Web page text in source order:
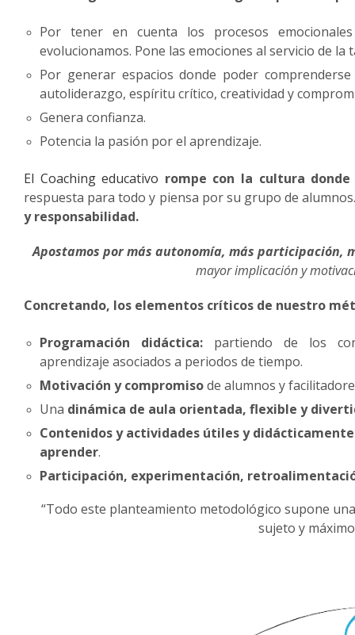
Por tener en cuenta los procesos
evolucionamos. Pone las emociones al servicio de la
Por generar espacios donde poder
autoliderazgo, espíritu crítico, creatividad y
Genera confianza.
Potencia la pasión por el aprendizaje.
El Coaching educativo rompe con la cultura
respuesta para todo y piensa por su grupo de
y responsabilidad.
Apostamos por más autonomía, más participación,
mayor implicación y
Concretando, los elementos críticos de nuestro
Programación didáctica: partiendo de los
aprendizaje asociados a periodos de tiempo.
Motivación y compromisode alumnos y
Una dinámica de aula orientada, flexible y
Contenidos y actividades útiles y
aprender.
Participación, experimentación,
“Todo este planteamiento metodológico supone
sujeto y